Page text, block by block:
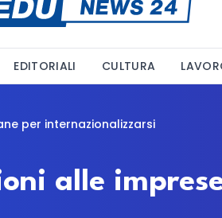
EDITORIALI CULTURA
per internazionalizzarsi
alle